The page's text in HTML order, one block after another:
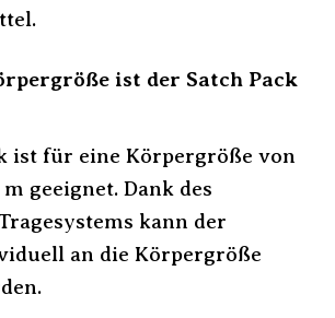
ist der Satch Pack
ist für eine Körpergröße von
m geeignet. Dank des
kann der
an die Körpergröße